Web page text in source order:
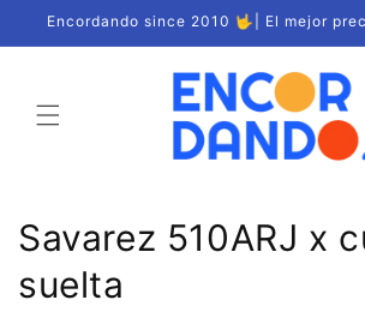
directamente
al contenido
Encordando since 2010 🤟| El mejor
C
o
Savarez 510ARJ x
suelta